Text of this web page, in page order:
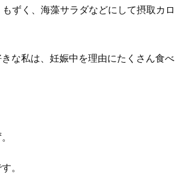
ずく、海藻サラダなどにして摂取カロ
な私は、妊娠中を理由にたくさん食べ
。